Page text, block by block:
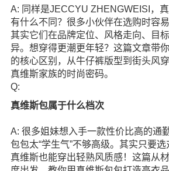
A: 同样是JECCYU ZHENGWEISI，
有什么不同？很多小伙伴在选购时容
其实它们在品牌定位、风格走向、目
异。想穿得更潮更年轻？这篇文章带
的核心区别，从牛仔裤版型到街头风
真维斯家族的时尚密码。
Q:
真维斯包属于什么档次
A: 很多姐妹想入手一款性价比高的通
包包太“学生气”不够高级。其实只要选
真维斯也能穿出轻熟风质感！这篇从